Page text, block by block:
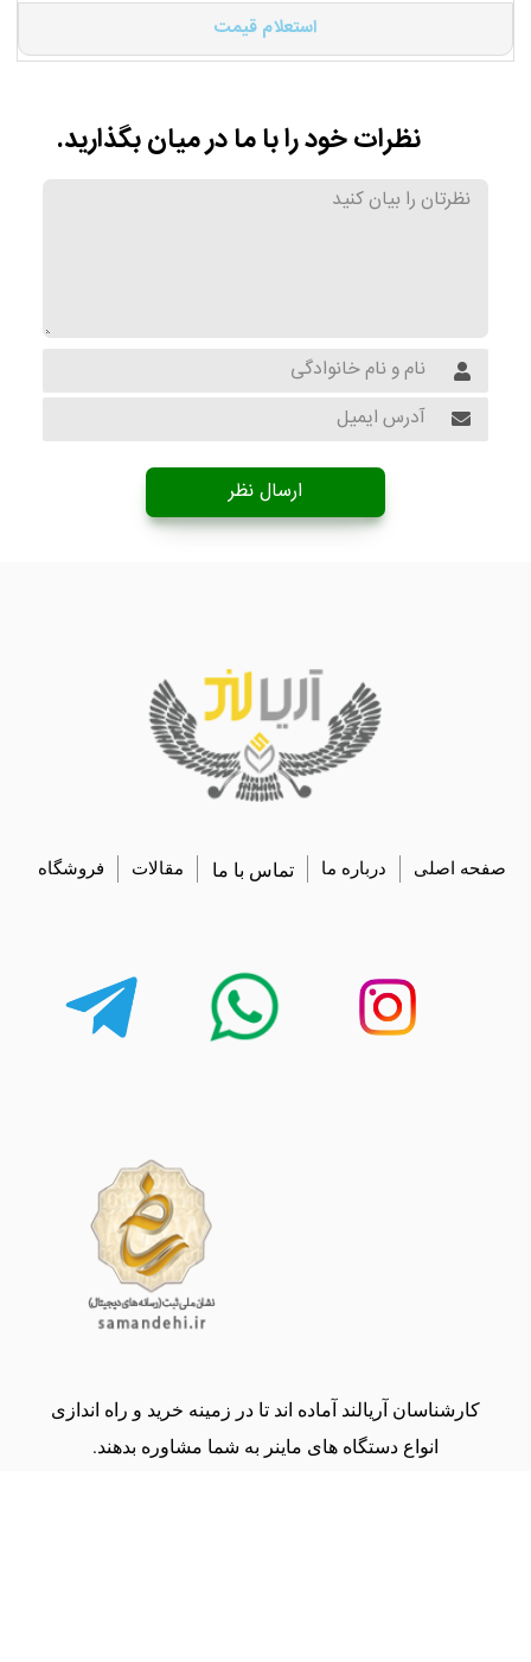
استعلام قیمت
نظرات خود را با ما در میان بگذارید.
ارسال نظر
صفحه اصلی درباره ما تماس با ما مقالات فروشگاه
کارشناسان آریالند آماده اند تا در زمینه خرید و راه اندازی
انواع دستگاه های ماینر به شما مشاوره بدهند.